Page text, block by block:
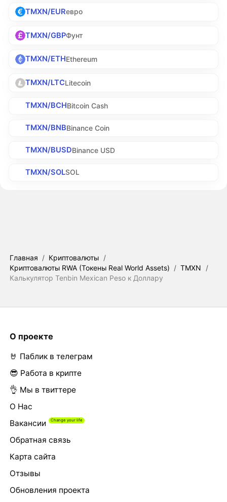
TMXN/EURевро
TMXN/GBPФунт
TMXN/ETHEthereum
TMXN/LTCLitecoin
TMXN/BCHBitcoin Cash
TMXN/BNBBinance Coin
TMXN/BUSDBinance USD
TMXN/SOLSOL
Главная / Криптовалюты /
Криптовалюты RWA (Токены Real World Assets) / TMXN
/
Калькулятор Tenbin Mexican Peso к Доллару
О проекте
🤘 Паблик в телеграм
😎 Работа в крипте
👌 Мы в твиттере
О Нас
Вакансии
Обратная связь
Карта сайта
Отзывы
Обновления проекта